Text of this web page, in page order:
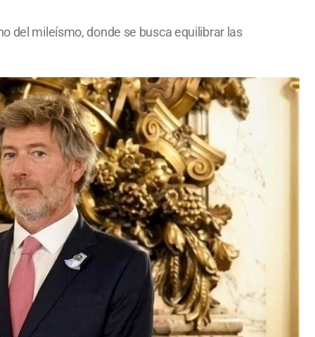
del mileísmo, donde se busca equilibrar las